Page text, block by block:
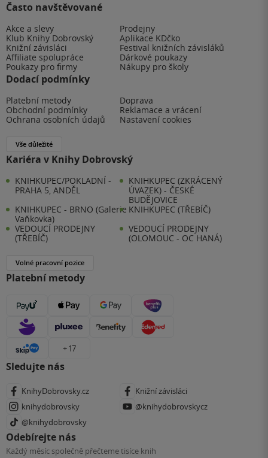
Často navštěvované
Akce a slevy
Prodejny
Klub Knihy Dobrovský
Aplikace KDčko
Knižní závisláci
Festival knižních závisláků
Affiliate spolupráce
Dárkové poukazy
Poukazy pro firmy
Nákupy pro školy
Dodací podmínky
Platební metody
Doprava
Obchodní podmínky
Reklamace a vrácení
Ochrana osobních údajů
Nastavení cookies
Vše důležité
Kariéra v Knihy Dobrovský
KNIHKUPEC/POKLADNÍ -
PRAHA 5, ANDĚL
KNIHKUPEC (ZKRÁCENÝ
ÚVAZEK) - ČESKÉ
BUDĚJOVICE
KNIHKUPEC - BRNO (Galerie
Vaňkovka)
KNIHKUPEC (TŘEBÍČ)
VEDOUCÍ PRODEJNY
(TŘEBÍČ)
VEDOUCÍ PRODEJNY
(OLOMOUC - OC HANÁ)
Volné pracovní pozice
Platební metody
+ 17
Sledujte nás
KnihyDobrovsky.cz
Knižní závisláci
knihydobrovsky
@knihydobrovskycz
@knihydobrovsky
Odebírejte nás
Každý měsíc společně přečteme tisíce knih